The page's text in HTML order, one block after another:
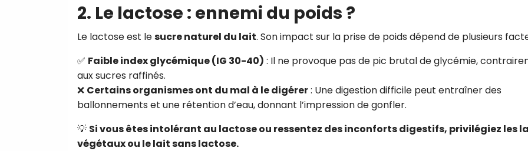
2. Le lactose : ennemi du poids ?
Le lactose est lesucre naturel du lait. Son impact sur la prise de poids dépend de plusieurs
✅ Faible index glycémique (IG 30-40) : Il ne provoque pas de pic brutal de glycémie,
aux sucres raffinés.
❌ Certains organismes ont du mal à le digérer: Une digestion difficile peut entraîner des
ballonnements et une rétention d’eau, donnant l’impression de gonfler.
💡 Si vous êtes intolérant au lactose ou ressentez des inconforts digestifs, privilégiez les
végétaux ou le lait sans lactose.